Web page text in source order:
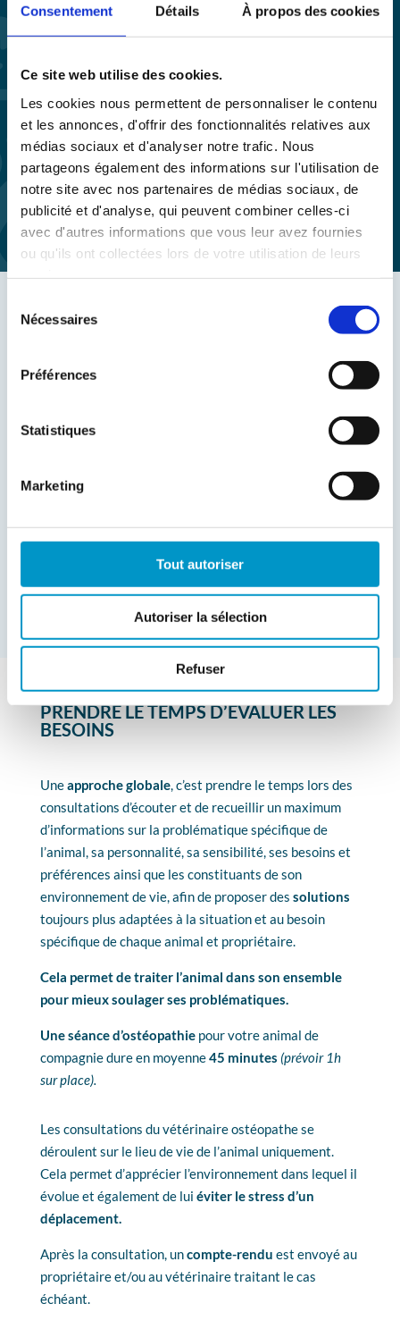
Consentement Détails À propos des cookies
Ce site web utilise des cookies.
Les cookies nous permettent de personnaliser le contenu
et les annonces, d'offrir des fonctionnalités relatives aux
médias sociaux et d'analyser notre trafic. Nous
partageons également des informations sur l'utilisation de
notre site avec nos partenaires de médias sociaux, de
publicité et d'analyse, qui peuvent combiner celles-ci
avec d'autres informations que vous leur avez fournies
ou qu'ils ont collectées lors de votre utilisation de leurs
Nécessaires
Préférences
Statistiques
Marketing
Tout autoriser
Autoriser la sélection
Refuser
L’objectif est de contribuer à apporter du
physiques, pour atteindre la syntonie*.
* La syntonie est l’état d’une personne en parfaite
harmonie avec son environnement et ses sentiments.
Les accompagnements par un
vont de la pédiatrie (animaux jeunes) à la gériatrie
(animaux vieillissants et en fin de vie), ainsi que toutes
les étapes de vie de l’animal entre les deux.
L’utilisation de différentes techniques
un panel de
que le thérapeute
situation, mais aussi des possibilités du propriétaire de
En effet, il est particulièrement important pour le
une approche globale qui permet de proposer des
solutions prenant en compte à la fois les contraintes
spécifiques de l’animal, de son propriétaire et de son
PRENDRE LE TEMPS D’ÉVALUER LES
BESOINS
Uneapproche globale, c’est prendre le temps lors des
consultations d’écouter et de recueillir un maximum
d’informations sur la problématique spécifique de
l’animal, sa personnalité, sa sensibilité, ses besoins et
préférences ainsi que les constituants de son
environnement de vie, afin de proposer des solutions
toujours plus adaptées à la situation et au besoin
spécifique de chaque animal et propriétaire.
Cela permet de traiter l’animal dans son ensemble
pour mieux soulager ses problématiques.
Une séance d’ostéopathiepour votre animal de
compagnie dure en moyenne45 minutes (prévoir 1h
sur place).
Les consultations du vétérinaire ostéopathe se
déroulent sur le lieu de vie de l’animal uniquement.
Cela permet d’apprécier l’environnement dans lequel il
évolue et également de lui éviter le stress d’un
déplacement.
Après la consultation, uncompte-rendu est envoyé au
propriétaire et/ou au vétérinaire traitant le cas
échéant.